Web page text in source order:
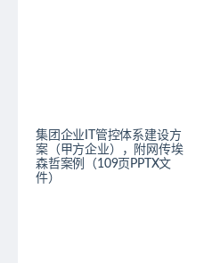
集团企业IT管控体系建设方
案（甲方企业），附网传埃
森哲案例（109页PPTX文
件）